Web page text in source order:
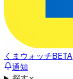
くまウォッチBETA
通知